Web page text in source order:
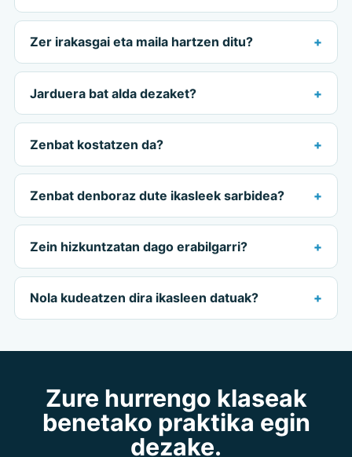
Zer irakasgai eta maila hartzen ditu?
Jarduera bat alda dezaket?
Zenbat kostatzen da?
Zenbat denboraz dute ikasleek sarbidea?
Zein hizkuntzatan dago erabilgarri?
Nola kudeatzen dira ikasleen datuak?
Zure hurrengo klaseak
benetako praktika egin
dezake.